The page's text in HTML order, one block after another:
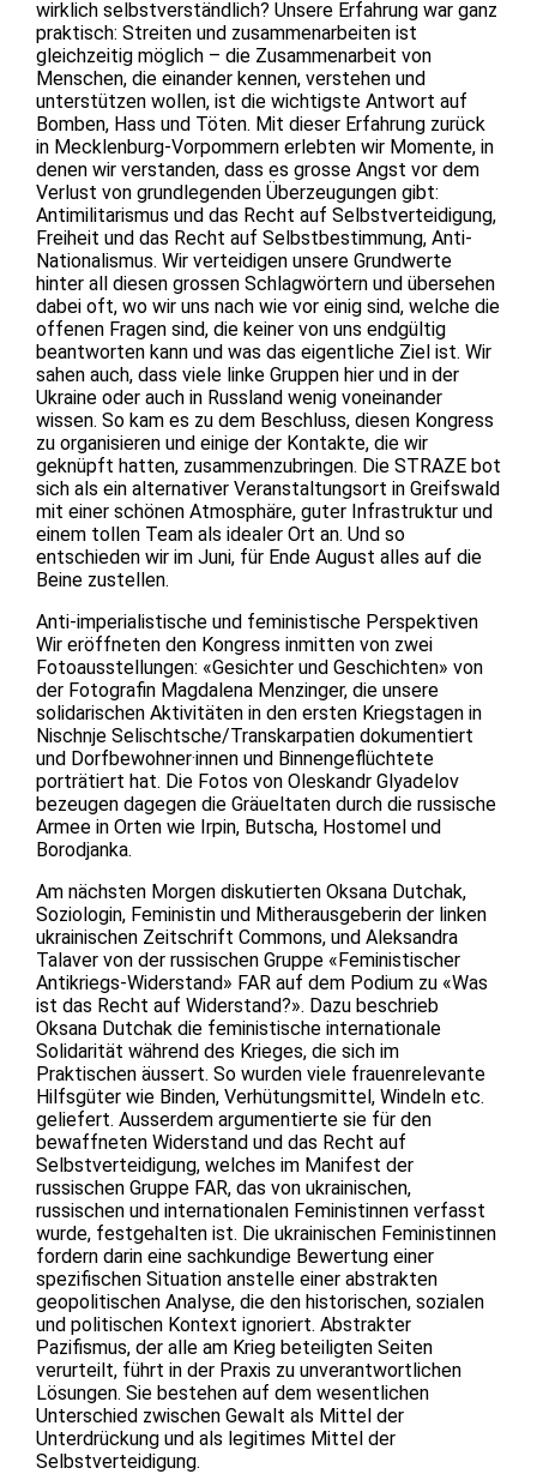
wirklich selbstverständlich? Unsere Erfahrung war ganz
praktisch: Streiten und zusammenarbeiten ist
gleichzeitig möglich – die Zusammenarbeit von
Menschen, die einander kennen, verstehen und
unterstützen wollen, ist die wichtigste Antwort auf
Bomben, Hass und Töten. Mit dieser Erfahrung zurück
in Mecklenburg-Vorpommern erlebten wir Momente, in
denen wir verstanden, dass es grosse Angst vor dem
Verlust von grundlegenden Überzeugungen gibt:
Antimilitarismus und das Recht auf Selbstverteidigung,
Freiheit und das Recht auf Selbstbestimmung, Anti-
Nationalismus. Wir verteidigen unsere Grundwerte
hinter all diesen grossen Schlagwörtern und übersehen
dabei oft, wo wir uns nach wie vor einig sind, welche die
offenen Fragen sind, die keiner von uns endgültig
beantworten kann und was das eigentliche Ziel ist. Wir
sahen auch, dass viele linke Gruppen hier und in der
Ukraine oder auch in Russland wenig voneinander
wissen. So kam es zu dem Beschluss, diesen Kongress
zu organisieren und einige der Kontakte, die wir
geknüpft hatten, zusammenzubringen. Die STRAZE bot
sich als ein alternativer Veranstaltungsort in Greifswald
mit einer schönen Atmosphäre, guter Infrastruktur und
einem tollen Team als idealer Ort an. Und so
entschieden wir im Juni, für Ende August alles auf die
Beine zustellen.
Anti-imperialistische und feministische Perspektiven
Wir eröffneten den Kongress inmitten von zwei
Fotoausstellungen: «Gesichter und Geschichten» von
der Fotografin Magdalena Menzinger, die unsere
solidarischen Aktivitäten in den ersten Kriegstagen in
Nischnje Selischtsche/Transkarpatien dokumentiert
und Dorfbewohner·innen und Binnengeflüchtete
porträtiert hat. Die Fotos von Oleskandr Glyadelov
bezeugen dagegen die Gräueltaten durch die russische
Armee in Orten wie Irpin, Butscha, Hostomel und
Borodjanka.
Am nächsten Morgen diskutierten Oksana Dutchak,
Soziologin, Feministin und Mitherausgeberin der linken
ukrainischen Zeitschrift Commons, und Aleksandra
Talaver von der russischen Gruppe «Feministischer
Antikriegs-Widerstand» FAR auf dem Podium zu «Was
ist das Recht auf Widerstand?». Dazu beschrieb
Oksana Dutchak die feministische internationale
Solidarität während des Krieges, die sich im
Praktischen äussert. So wurden viele frauenrelevante
Hilfsgüter wie Binden, Verhütungsmittel, Windeln etc.
geliefert. Ausserdem argumentierte sie für den
bewaffneten Widerstand und das Recht auf
Selbstverteidigung, welches im Manifest der
russischen Gruppe FAR, das von ukrainischen,
russischen und internationalen Feministinnen verfasst
wurde, festgehalten ist. Die ukrainischen Feministinnen
fordern darin eine sachkundige Bewertung einer
spezifischen Situation anstelle einer abstrakten
geopolitischen Analyse, die den historischen, sozialen
und politischen Kontext ignoriert. Abstrakter
Pazifismus, der alle am Krieg beteiligten Seiten
verurteilt, führt in der Praxis zu unverantwortlichen
Lösungen. Sie bestehen auf dem wesentlichen
Unterschied zwischen Gewalt als Mittel der
Unterdrückung und als legitimes Mittel der
Selbstverteidigung.